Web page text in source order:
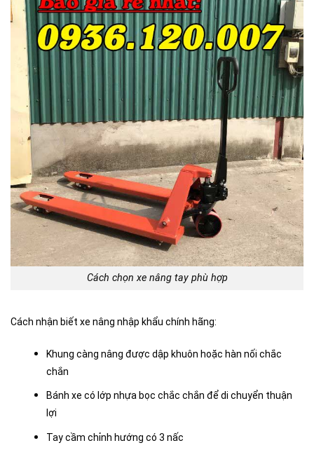
Cách chọn xe nâng tay phù hợp
Cách nhận biết xe nâng nhập khẩu chính hãng:
Khung càng nâng được dập khuôn hoặc hàn nối chắc
chắn
Bánh xe có lớp nhựa bọc chắc chắn để di chuyển thuận
lợi
Tay cầm chỉnh hướng có 3 nấc